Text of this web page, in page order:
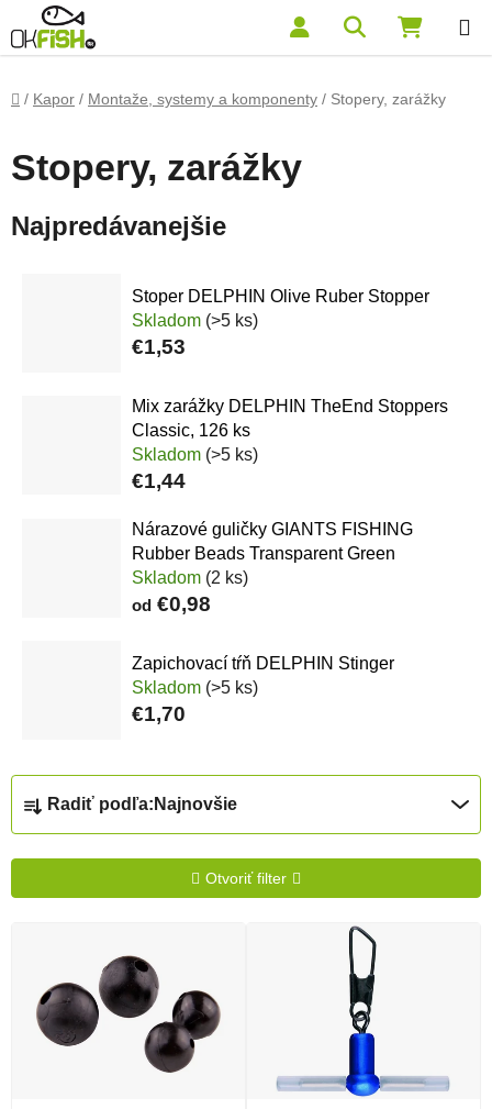
Prejsť na obsah Hľadať
Domov
/ Kapor / Montaže, systemy a komponenty / Stopery, zarážky
Stopery, zarážky
Najpredávanejšie
Stoper DELPHIN Olive Ruber Stopper
Skladom (>5 ks)
€1,53
Mix zarážky DELPHIN TheEnd Stoppers
Classic, 126 ks
Skladom (>5 ks)
€1,44
Nárazové guličky GIANTS FISHING
Rubber Beads Transparent Green
Skladom (2 ks)
od €0,98
Zapichovací tŕň DELPHIN Stinger
Skladom (>5 ks)
€1,70
Radenie produktov
Radiť podľa: Najnovšie
Otvoriť filter